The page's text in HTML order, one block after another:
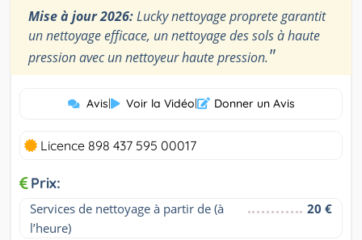
Mise à jour 2026:Lucky nettoyage proprete garantit
un nettoyage efficace, un nettoyage des sols à haute
pression avec un nettoyeur haute pression."
Avis| Voir la Vidéo| Donner un Avis
Licence 898 437 595 00017
Prix:
Services de nettoyage à partir de (à
l’heure)
20 €